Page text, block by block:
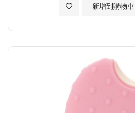
新增到購物車
加入至願望清單